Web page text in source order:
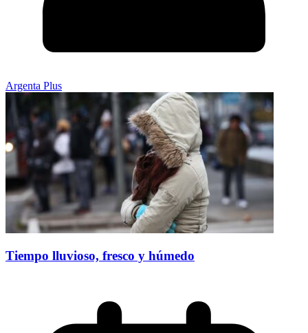
Argenta Plus
Tiempo lluvioso, fresco y húmedo